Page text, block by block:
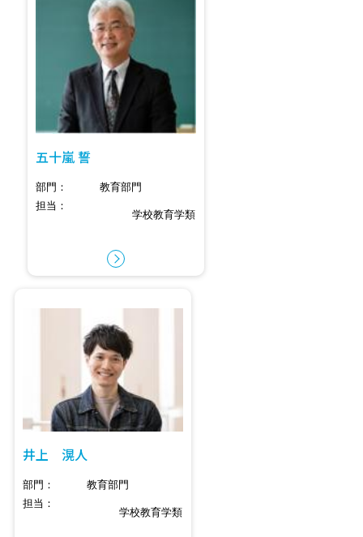
五十嵐 誓
部門
教育部門
担当
学校教育学類
井上 滉人
部門
教育部門
担当
学校教育学類